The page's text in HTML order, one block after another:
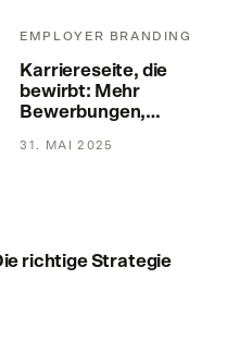
EMPLOYER BRANDING
Karriereseite, die
bewirbt: Mehr
Bewerbungen,
31. MAI 2025
richtige Strategie